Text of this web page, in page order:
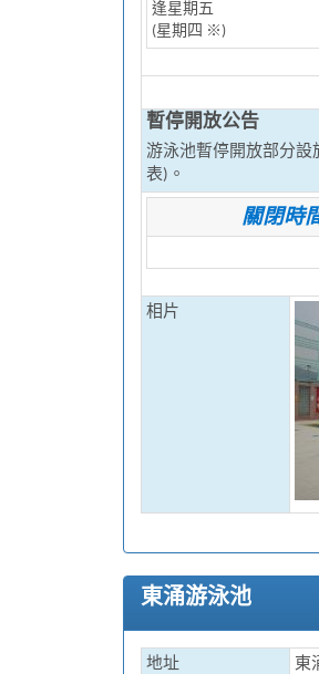
逢星期五
(星期四 ※)
暫停開放公告
游泳池暫停開放部分設
表)。
關閉時
相片
東涌游泳池
地址
東